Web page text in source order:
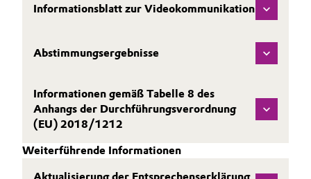
Informationsblatt zur Videokommunikation
Abstimmungsergebnisse
Informationen gemäß Tabelle 8 des
Anhangs der Durchführungsverordnung
(EU) 2018/1212
Weiterführende Informationen